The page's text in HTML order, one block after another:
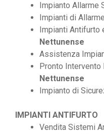
Impianto Allarme
Impianti di
Impianti
Nettunense
Assistenza
Pronto
Nettunense
Impianto di
IMPIANTI ANTIFURTO
Vendita Sistemi